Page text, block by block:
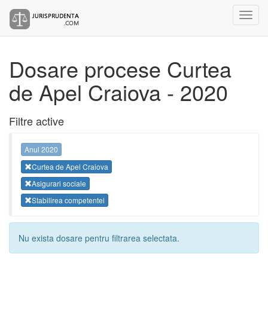
Dosare procese Curtea
de Apel Craiova - 2020
Filtre active
Anul 2020
Curtea de Apel Craiova
Asigurari sociale
Stabilirea competentei
Nu exista dosare pentru filtrarea selectata.